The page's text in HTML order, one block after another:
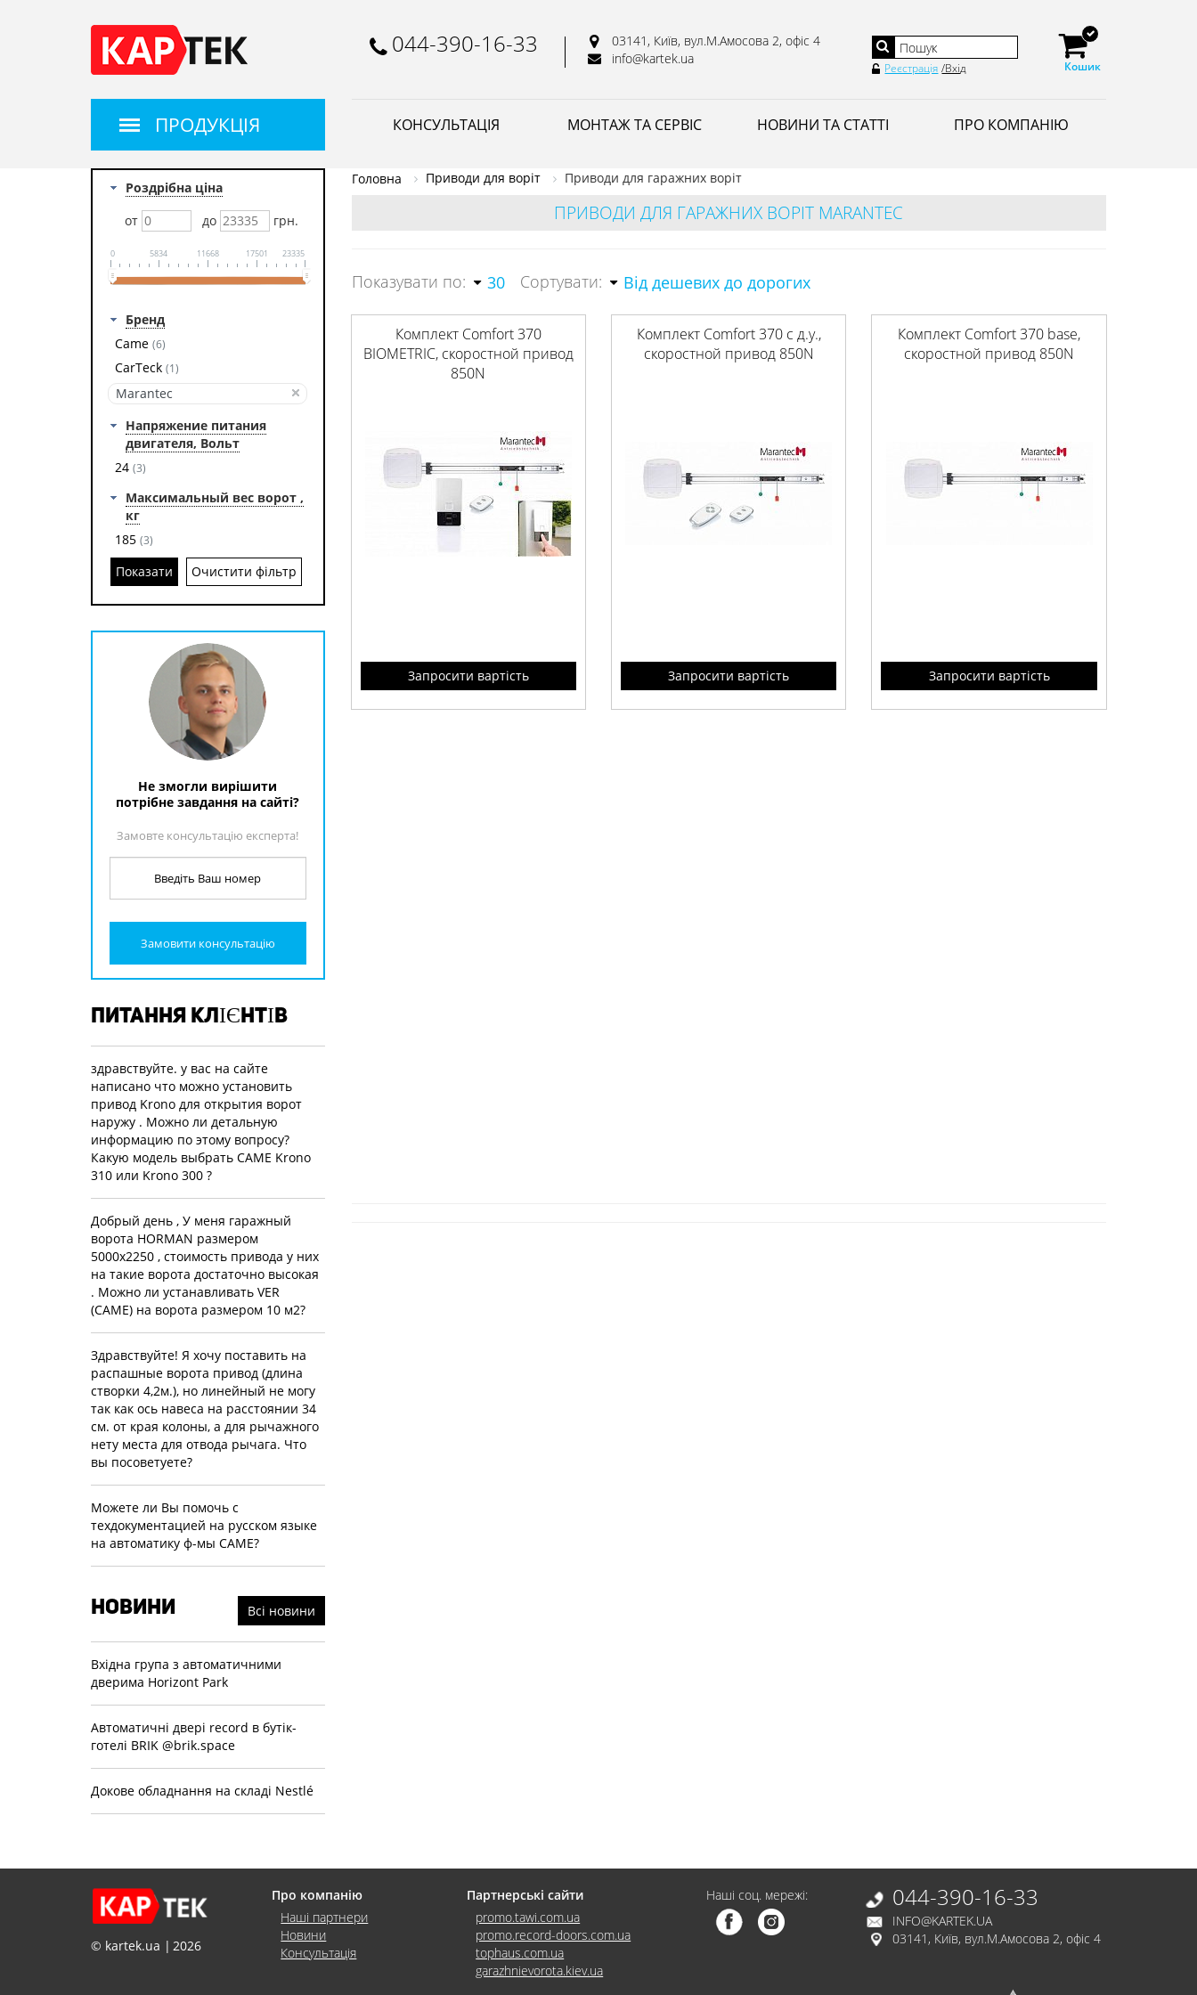
044-390-16-33
03141, Київ, вул.М.Амосова 2, офіс 4
info@kartek.ua
Реєстрація /Вхід Кошик
ПРОДУКЦІЯ КОНСУЛЬТАЦІЯ МОНТАЖ ТА СЕРВІС НОВИНИ ТА СТАТТІ ПРО КОМПАНІЮ
Роздрібна ціна
от
до грн.
0 5834 11668 17501 23335
Бренд
Came (6)
CarTeck (1)
Marantec
Напряжение питания
двигателя, Вольт
24 (3)
Максимальный вес ворот ,
кг
185 (3)
Очистити фільтр
Не змогли вирішити
потрібне завдання на сайті?
Замовте консультацію експерта!
Замовити консультацію
ПИТАННЯ КЛІЄНТІВ
здравствуйте. у вас на сайте
написано что можно установить
привод Krono для открытия ворот
наружу . Можно ли детальную
информацию по этому вопросу?
Какую модель выбрать CAME Krono
310 или Krono 300 ?
Добрый день , У меня гаражный
ворота HORMAN размером
5000х2250 , стоимость привода у них
на такие ворота достаточно высокая
. Можно ли устанавливать VER
(CAME) на ворота размером 10 м2?
Здравствуйте! Я хочу поставить на
распашные ворота привод (длина
створки 4,2м.), но линейный не могу
так как ось навеса на расстоянии 34
см. от края колоны, а для рычажного
нету места для отвода рычага. Что
вы посоветуете?
Можете ли Вы помочь с
техдокументацией на русском языке
на автоматику ф-мы CAME?
НОВИНИ Всі новини
Вхідна група з автоматичними
дверима Horizont Park
Автоматичнi дверi record в бутiк-
готелi BRIK @brik.space
Докове обладнання на складi Nestlé
Головна Приводи для воріт Приводи для гаражних воріт
ПРИВОДИ ДЛЯ ГАРАЖНИХ ВОРІТ MARANTEC
Показувати по: 30 Сортувати: Від дешевих до дорогих
Комплект Comfort 370
BIOMETRIC, скоростной привод
850N
Запросити вартість
ПриводComfort 370от Marantec
Комплект Comfort 370 с д.у.,
скоростной привод 850N
Запросити вартість
ПриводComfort 370от Marantec
Комплект Comfort 370 base,
скоростной привод 850N
Запросити вартість
ПриводComfort 370от Marantec
© kartek.ua 2026
Про компанію
Наші партнери
Новини
Консультація
Партнерські сайти
promo.tawi.com.ua
promo.record-doors.com.ua
tophaus.com.ua
garazhnievorota.kiev.ua
Наші соц. мережі: 044-390-16-33
INFO@KARTEK.UA
03141, Київ, вул.М.Амосова 2, офіс 4